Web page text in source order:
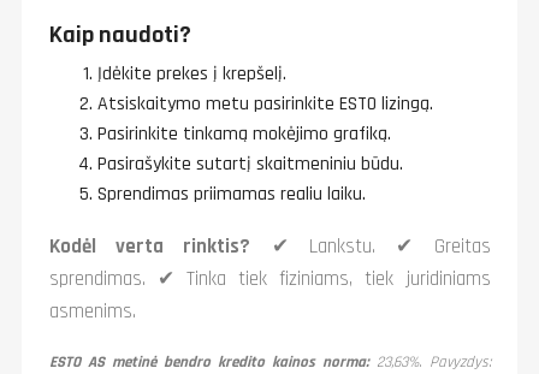
Kaip naudoti?
Įdėkite prekes į krepšelį.
Atsiskaitymo metu pasirinkite ESTO lizingą.
Pasirinkite tinkamą mokėjimo grafiką.
Pasirašykite sutartį skaitmeniniu būdu.
Sprendimas priimamas realiu laiku.
Kodėl verta rinktis? ✔ Lankstu. ✔ Greitas
sprendimas. ✔ Tinka tiek fiziniams, tiek juridiniams
asmenims.
ESTO AS metinė bendro kredito kainos norma:23,63%. Pavyzdys: